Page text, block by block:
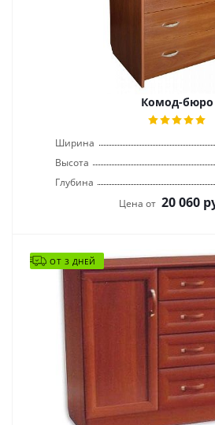
Комод-бюро
Ширина
Высота
Глубина
Цена от 20 060
ОТ 3 ДНЕЙ